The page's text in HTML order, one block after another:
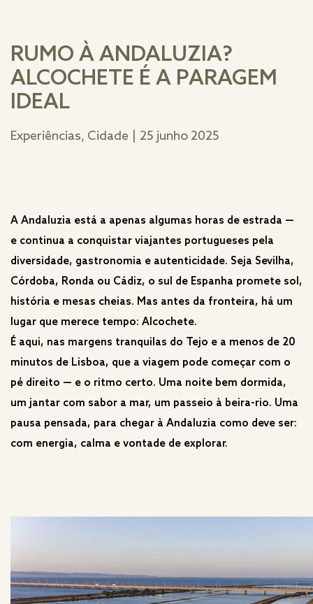
RUMO À ANDALUZIA?
ALCOCHETE É A PARAGEM
IDEAL
Experiências, Cidade 25 junho 2025
A Andaluzia está a apenas algumas horas de estrada —
e continua a conquistar viajantes portugueses pela
diversidade, gastronomia e autenticidade. Seja Sevilha,
Córdoba, Ronda ou Cádiz, o sul de Espanha promete sol,
história e mesas cheias. Mas antes da fronteira, há um
lugar que merece tempo: Alcochete.
É aqui, nas margens tranquilas do Tejo e a menos de 20
minutos de Lisboa, que a viagem pode começar com o
pé direito — e o ritmo certo. Uma noite bem dormida,
um jantar com sabor a mar, um passeio à beira-rio. Uma
pausa pensada, para chegar à Andaluzia como deve ser:
com energia, calma e vontade de explorar.